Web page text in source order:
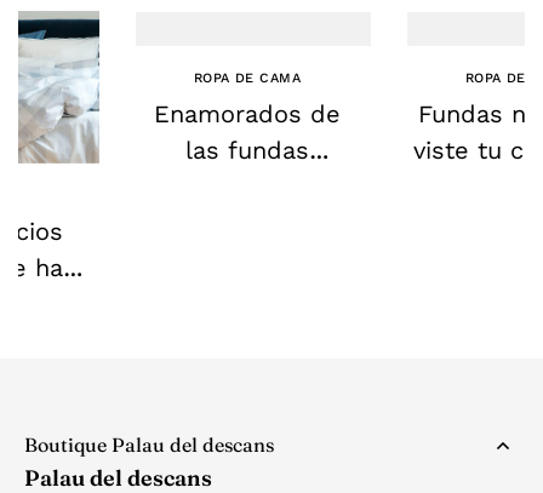
has
ROPA DE CAMA
Enamorados de
las fundas
ROPA DE
Fundas
viste tu
Boutique Palau del descans
Palau del descans